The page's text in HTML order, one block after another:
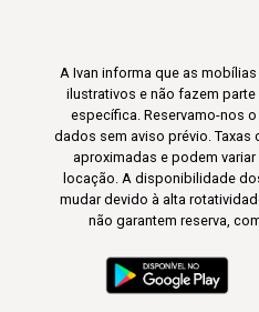
A Ivan informa que as
ilustrativos e não fazem
específica. Reservamo-nos
dados sem aviso prévio. Taxas
aproximadas e podem
locação. A disponibilidade
mudar devido à alta
não garantem reserva,